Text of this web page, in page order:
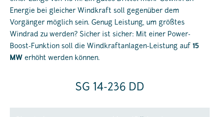
Energie bei gleicher Windkraft soll gegenüber dem
Vorgänger möglich sein. Genug Leistung, um größtes
Windrad zu werden? Sicher ist sicher: Mit einer Power-
Boost-Funktion soll die Windkraftanlagen-Leistung auf 15
MW erhöht werden können.
SG 14-236 DD